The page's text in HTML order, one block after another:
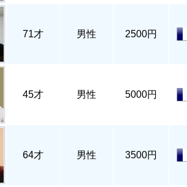
71才 男性 2500円
45才 男性 5000円
64才 男性 3500円